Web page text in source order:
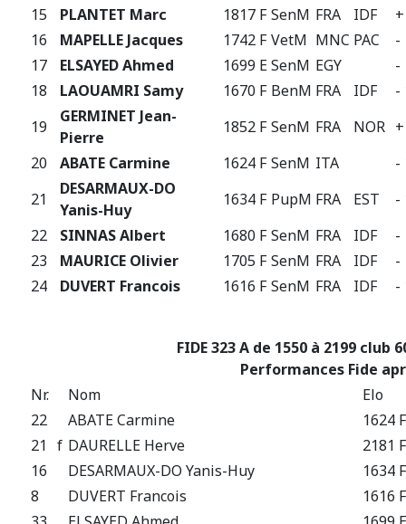
15
PLANTET Marc 1817 F SenM FRA IDF
16
MAPELLE Jacques 1742 F VetM MNC PAC
-
17
ELSAYED Ahmed 1699 E SenM EGY
-
18
LAOUAMRI Samy 1670 F BenM FRA IDF
-
19
GERMINET Jean-
Pierre
1852 F SenM FRA NOR
20
ABATE Carmine 1624 F SenM ITA
-
21
DESARMAUX-DO
Yanis-Huy
1634 F PupM FRA EST
-
22
SINNAS Albert 1680 F SenM FRA IDF
-
23
MAURICE Olivier 1705 F SenM FRA IDF
-
24
DUVERT Francois 1616 F SenM FRA IDF -
FIDE 323 A de 1550 à 2199 club
Performances Fide
Nr.
Nom
Elo
22
ABATE Carmine
1624 F
21 f DAURELLE Herve
2181 F
16
DESARMAUX-DO Yanis-Huy
1634 F
8
DUVERT Francois
1616 F